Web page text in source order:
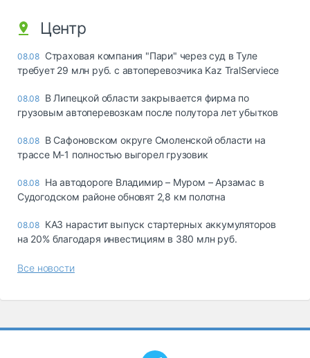
Центр
08.08 Страховая компания "Пари" через суд в Туле
требует 29 млн руб. с автоперевозчика Kaz TralServiece
08.08 В Липецкой области закрывается фирма по
грузовым автоперевозкам после полутора лет убытков
08.08 В Сафоновском округе Смоленской области на
трассе М-1 полностью выгорел грузовик
08.08 На автодороге Владимир – Муром – Арзамас в
Судогодском районе обновят 2,8 км полотна
08.08 КАЗ нарастит выпуск стартерных аккумуляторов
на 20% благодаря инвестициям в 380 млн руб.
Все новости